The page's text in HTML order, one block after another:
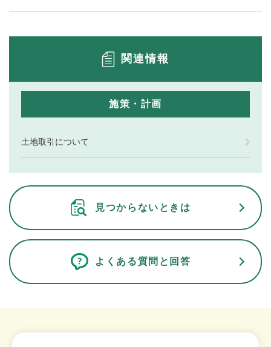
関連情報
施策・計画
土地取引について
見つからないときは
よくある質問と回答